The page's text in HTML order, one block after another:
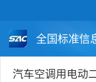
全国标准信
国家标准
汽车空调用电动